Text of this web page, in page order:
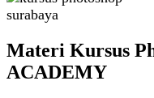
Materi Kursus
ACADEMY